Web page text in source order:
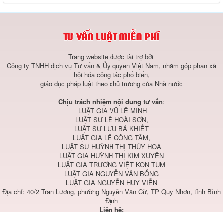
Trang website được tài trợ bởi
Công ty TNHH dịch vụ Tư vấn & Ủy quyền Việt Nam, nhằm góp phần xã
hội hóa công tác phổ biến,
giáo dục pháp luật theo chủ trương của Nhà nước
Chịu trách nhiệm nội dung tư vấn:
LUẬT GIA VŨ LÊ MINH
LUẬT SƯ LÊ HOÀI SƠN,
LUẬT SƯ LƯU BÁ KHIẾT
LUẬT GIA LÊ CÔNG TÂM,
LUẬT SƯ HUỲNH THỊ THÚY HOA
LUẬT GIA HUỲNH THỊ KIM XUYÊN
LUẬT GIA TRƯƠNG VIỆT KON TUM
LUẬT GIA NGUYỄN VĂN BỔNG
LUẬT GIA NGUYỄN HUY VIỄN
Địa chỉ: 40/2 Trần Lương, phường Nguyễn Văn Cừ, TP Quy Nhơn, tỉnh Bình
Định
Liên hệ: